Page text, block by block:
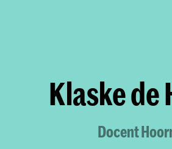
Klaske de
Docent